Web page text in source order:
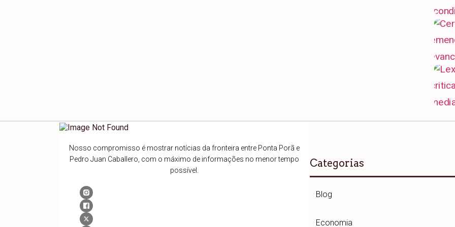
Nosso compromisso é mostrar notícias da fronteira entre Ponta Porã e
Pedro Juan Caballero, com o máximo de informações no menor tempo
possível.
Categorias
Blog
Economia